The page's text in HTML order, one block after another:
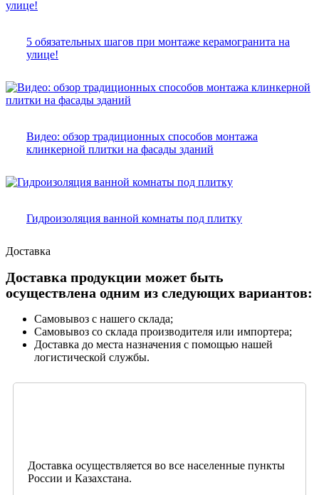
5 обязательных шагов при монтаже керамогранита на
улице!
Видео: обзор традиционных способов монтажа
клинкерной плитки на фасады зданий
Гидроизоляция ванной комнаты под плитку
Доставка
Доставка продукции может быть
осуществлена одним из следующих вариантов:
Самовывоз с нашего склада;
Самовывоз со склада производителя или импортера;
Доставка до места назначения с помощью нашей
логистической службы.
Доставка осуществляется во все населенные пункты
России и Казахстана.